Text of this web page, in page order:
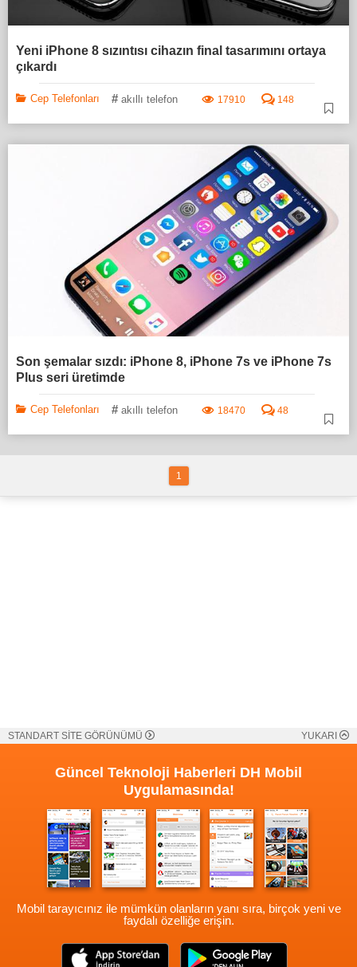
Yeni iPhone 8 sızıntısı cihazın final tasarımını ortaya
çıkardı
Cep Telefonları # akıllı telefon 17910 148
Son şemalar sızdı: iPhone 8, iPhone 7s ve iPhone 7s
Plus seri üretimde
Cep Telefonları # akıllı telefon 18470 48
1
STANDART SİTE GÖRÜNÜMÜ YUKARI
Güncel Teknoloji Haberleri DH Mobil
Uygulamasında!
Mobil tarayıcınız ile mümkün olanların yanı sıra, birçok yeni ve
faydalı özelliğe erişin.